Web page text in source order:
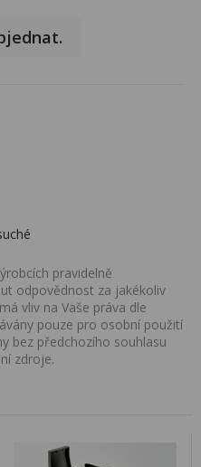
pravidelně
odpovědnost za jakékoliv
vliv na Vaše práva dle
pouze pro osobní použití
bez předchozího souhlasu
zdroje.